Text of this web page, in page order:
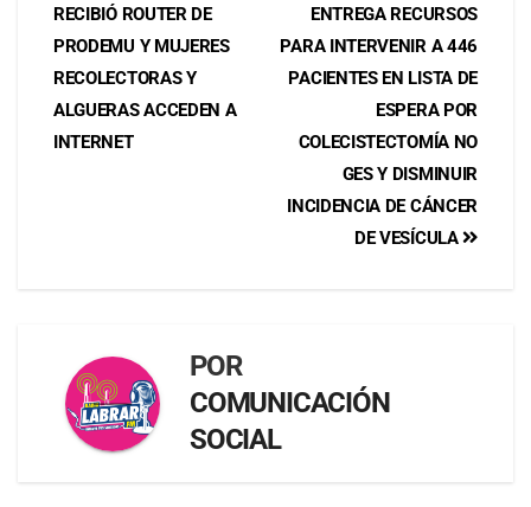
ENTREGA RECURSOS
PARA INTERVENIR A 446
PACIENTES EN LISTA DE
ESPERA POR
COLECISTECTOMÍA NO
GES Y DISMINUIR
INCIDENCIA DE CÁNCER
DE VESÍCULA
RECIBIÓ ROUTER DE
PRODEMU Y MUJERES
RECOLECTORAS Y
ALGUERAS ACCEDEN A
INTERNET
POR
COMUNICACIÓN
SOCIAL